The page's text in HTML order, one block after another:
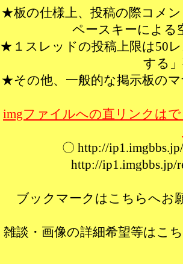
★板の仕様上、投稿の際コメ
ペースキーによる
★１スレッドの投稿上限は50
する
★その他、一般的な掲示板の
imgファイルへの直リンクは
〇 http://
http://
ブックマークはこちらへ
雑談・画像の詳細希望等は